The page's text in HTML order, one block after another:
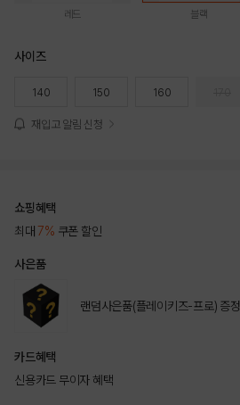
레드 블랙
사이즈
140 150 160
재입고 알림 신청
쇼핑혜택
최대 7% 쿠폰 할인
사은품
랜덤사은품(플레이키즈-프로) 증정
카드혜택
신용카드 무이자 혜택